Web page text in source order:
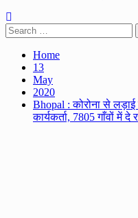
Search
for:
Home
13
May
2020
Bhopal : कोरोना से
कार्यकर्ता, 7805 गाँवों में दे